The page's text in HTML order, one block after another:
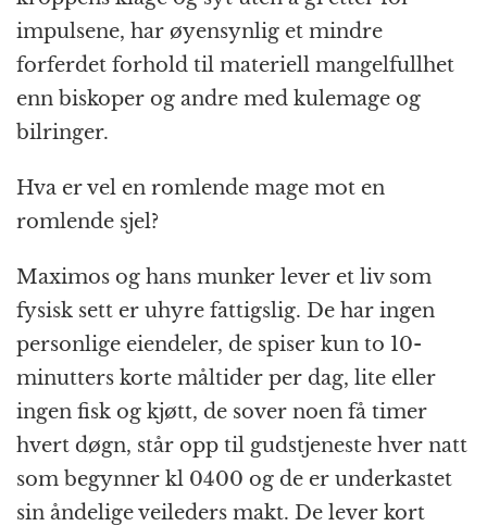
impulsene, har øyensynlig et mindre
forferdet forhold til materiell mangelfullhet
enn biskoper og andre med kulemage og
bilringer.
Hva er vel en romlende mage mot en
romlende sjel?
Maximos og hans munker lever et liv som
fysisk sett er uhyre fattigslig. De har ingen
personlige eiendeler, de spiser kun to 10-
minutters korte måltider per dag, lite eller
ingen fisk og kjøtt, de sover noen få timer
hvert døgn, står opp til gudstjeneste hver natt
som begynner kl 0400 og de er underkastet
sin åndelige veileders makt. De lever kort